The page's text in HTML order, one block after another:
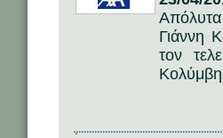
Γιάννη
τον